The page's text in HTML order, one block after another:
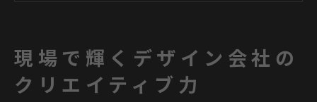
デザイン会社が大切にするクリエイティブ
思考の実践方法
グラフィックデザイン会社の魅力を解き明かす
現場で輝くデザイン会社の
クリエイティブ力